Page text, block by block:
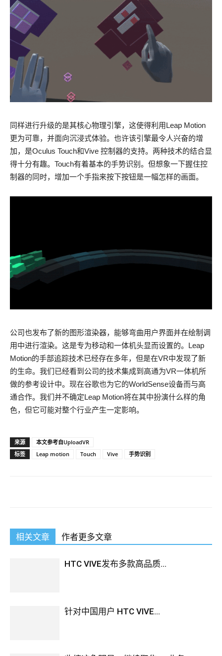
同样进行升级的是其核心物理引擎，这使得利用Leap Motion
更为可靠，并面向沉浸式体验。也许该引擎最令人兴奋的增
加，是Oculus Touch和Vive 控制器的支持。两种技术的结合显
得十分有趣。Touch有着基本的手势识别。但想象一下握住控
制器的同时，增加一个手指来按下按钮是一幅怎样的画面。
公司也发布了新的图形渲染器，能够弯曲用户界面并在绘制调
用中进行渲染。这是专为移动和一体机头显而设置的。Leap
Motion的手部追踪技术已经存在多年，但是在VR中发现了新
的生命。我们已经看到公司的技术集成到高通为VR一体机所
做的参考设计中。现在谷歌也为它的WorldSense设备而与高
通合作。我们并不确定Leap Motion将在其中扮演什么样的角
色，但它可能对整个行业产生一定影响。
来源
本文参考自UploadVR
标签
Leap motion Touch Vive 手势识别
相关文章 作者更多文章
HTC VIVE发布多款高品质...
针对中国用户 HTC VIVE...